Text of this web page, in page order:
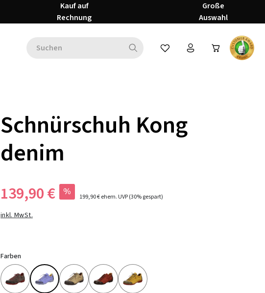
Kauf auf
Rechnung
Große
Auswahl
Du hast 0 Produkte auf dem
Schnürschuh Kong
denim
139,90 € % 199,90 €ehem. UVP(30% gespart)
inkl. MwSt.
Farben